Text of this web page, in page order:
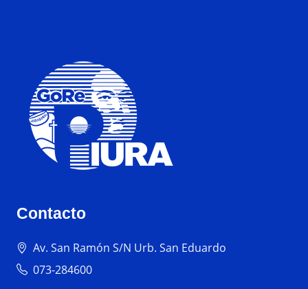
Contacto
Av. San Ramón S/N Urb. San Eduardo
073-284600